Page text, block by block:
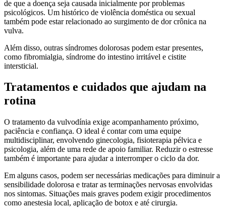
de que a doença seja causada inicialmente por problemas
psicológicos. Um histórico de violência doméstica ou sexual
também pode estar relacionado ao surgimento de dor crônica na
vulva.
Além disso, outras síndromes dolorosas podem estar presentes,
como fibromialgia, síndrome do intestino irritável e cistite
intersticial.
Tratamentos e cuidados que ajudam na
rotina
O tratamento da vulvodínia exige acompanhamento próximo,
paciência e confiança. O ideal é contar com uma equipe
multidisciplinar, envolvendo ginecologia, fisioterapia pélvica e
psicologia, além de uma rede de apoio familiar. Reduzir o estresse
também é importante para ajudar a interromper o ciclo da dor.
Em alguns casos, podem ser necessárias medicações para diminuir a
sensibilidade dolorosa e tratar as terminações nervosas envolvidas
nos sintomas. Situações mais graves podem exigir procedimentos
como anestesia local, aplicação de botox e até cirurgia.